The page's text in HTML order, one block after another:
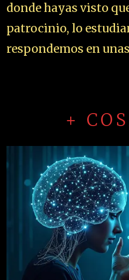
donde hayas visto
patrocinio, lo
respondemos en
+